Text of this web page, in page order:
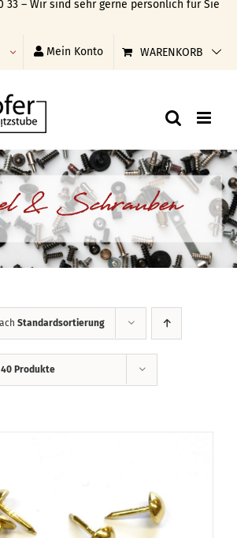
33 – Wir sind sehr gerne persönlich für Sie
Mein Konto WARENKORB
& Schrauben
Standardsortierung
40 Produkte